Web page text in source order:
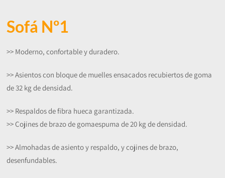
Sofá Nº1
>> Moderno, confortable y duradero.
>> Asientos con bloque de muelles ensacados recubiertos de goma
de 32 kg de densidad.
>> Respaldos de fibra hueca garantizada.
>> Cojines de brazo de gomaespuma de 20 kg de densidad.
>> Almohadas de asiento y respaldo, y cojines de brazo,
desenfundables.